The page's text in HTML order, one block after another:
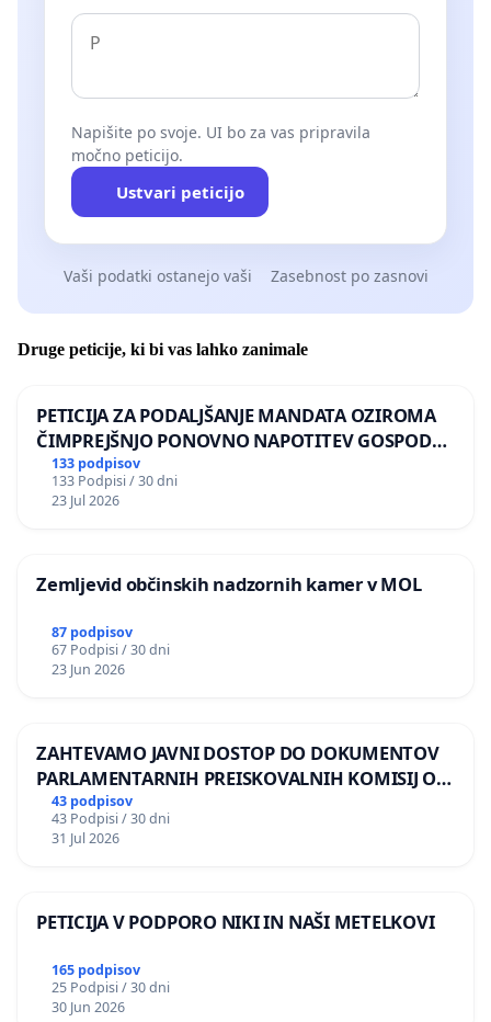
Napišite po svoje. UI bo za vas pripravila
močno peticijo.
Ustvari peticijo
Vaši podatki ostanejo vaši Zasebnost po zasnovi
Druge peticije, ki bi vas lahko zanimale
PETICIJA ZA PODALJŠANJE MANDATA OZIROMA
ČIMPREJŠNJO PONOVNO NAPOTITEV GOSPODA
BERNARDA ŠRAJNERJA NA VELEPOSLANIŠTVO
REPUBLIKE SLOVENIJE V MOSKVI
133 podpisov
133 Podpisi / 30 dni
23 Jul 2026
Zemljevid občinskih nadzornih kamer v MOL
87 podpisov
67 Podpisi / 30 dni
23 Jun 2026
ZAHTEVAMO JAVNI DOSTOP DO DOKUMENTOV
PARLAMENTARNIH PREISKOVALNIH KOMISIJ O
ILEGALNI TRGOVINI Z OROŽJEM
43 podpisov
43 Podpisi / 30 dni
31 Jul 2026
PETICIJA V PODPORO NIKI IN NAŠI METELKOVI
165 podpisov
25 Podpisi / 30 dni
30 Jun 2026